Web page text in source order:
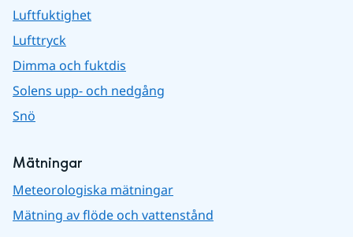
Luftfuktighet
Lufttryck
Dimma och fuktdis
Solens upp- och nedgång
Snö
Mätningar
Meteorologiska mätningar
Mätning av flöde och vattenstånd